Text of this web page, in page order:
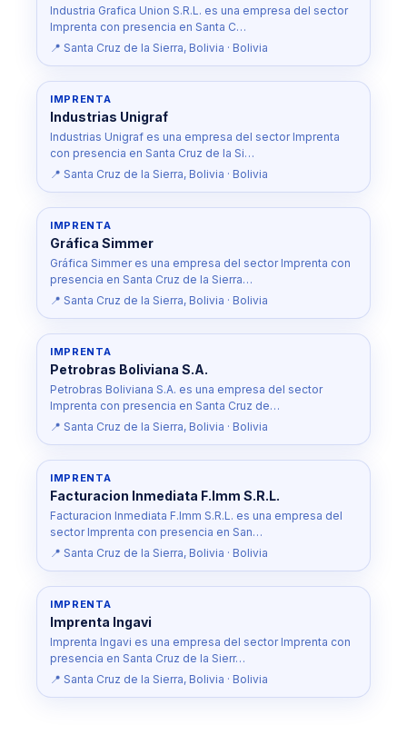
Industria Grafica Union S.R.L. es una empresa del sector
Imprenta con presencia en Santa C…
📍 Santa Cruz de la Sierra, Bolivia · Bolivia
IMPRENTA
Industrias Unigraf
Industrias Unigraf es una empresa del sector Imprenta
con presencia en Santa Cruz de la Si…
📍 Santa Cruz de la Sierra, Bolivia · Bolivia
IMPRENTA
Gráfica Simmer
Gráfica Simmer es una empresa del sector Imprenta con
presencia en Santa Cruz de la Sierra…
📍 Santa Cruz de la Sierra, Bolivia · Bolivia
IMPRENTA
Petrobras Boliviana S.A.
Petrobras Boliviana S.A. es una empresa del sector
Imprenta con presencia en Santa Cruz de…
📍 Santa Cruz de la Sierra, Bolivia · Bolivia
IMPRENTA
Facturacion Inmediata F.Imm S.R.L.
Facturacion Inmediata F.Imm S.R.L. es una empresa del
sector Imprenta con presencia en San…
📍 Santa Cruz de la Sierra, Bolivia · Bolivia
IMPRENTA
Imprenta Ingavi
Imprenta Ingavi es una empresa del sector Imprenta con
presencia en Santa Cruz de la Sierr…
📍 Santa Cruz de la Sierra, Bolivia · Bolivia